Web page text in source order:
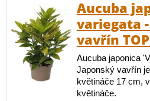
Aucuba
variegata
vavřín
Aucuba japonica
Japonský vavřín
květináče 17 cm,
květináče.